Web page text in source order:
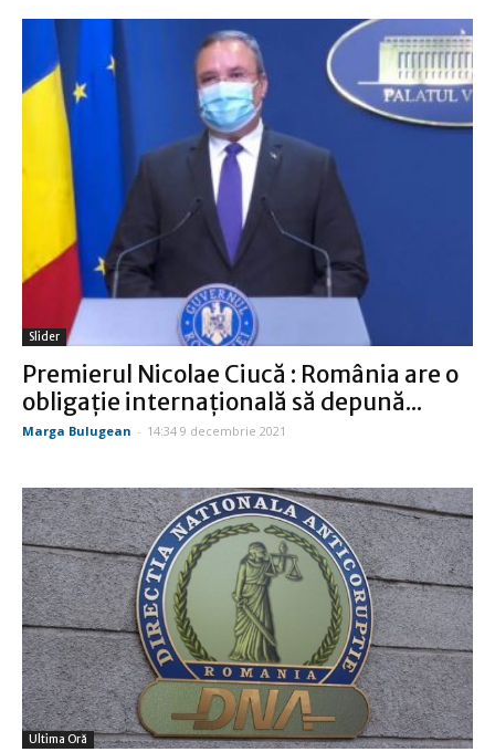
Slider
Premierul Nicolae Ciucă : România are o
obligaţie internaţională să depună...
Marga Bulugean - 14:34 9 decembrie 2021
Ultima Oră